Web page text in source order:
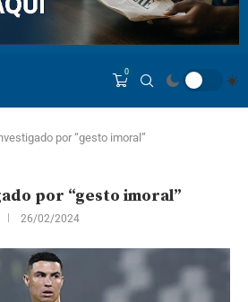
0
por “gesto imoral”
por “gesto imoral”
26/02/2024